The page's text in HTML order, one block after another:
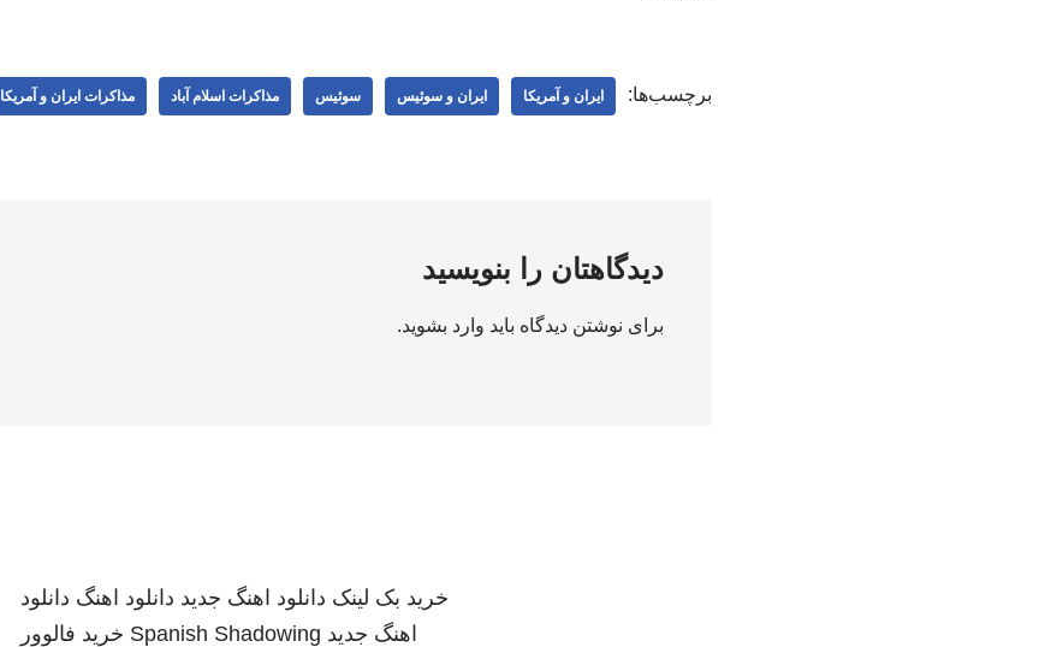
برچسب‌ها: ایران و آمریکا ایران و سوئیس سوئیس مذاکرات اسلام آباد مذاکرات ایران و آمریکا
دیدگاهتان را بنویسید
برای نوشتن دیدگاه باید وارد بشوید.
خرید بک لینک دانلود اهنگ جدید دانلود اهنگ دانلود
اهنگ جدید Spanish Shadowing خرید فالوور